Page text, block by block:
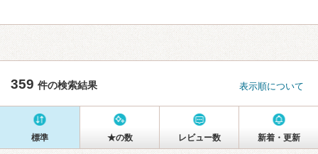
359 件の検索結果 表示順について
標準 ★の数 レビュー数 新着・更新